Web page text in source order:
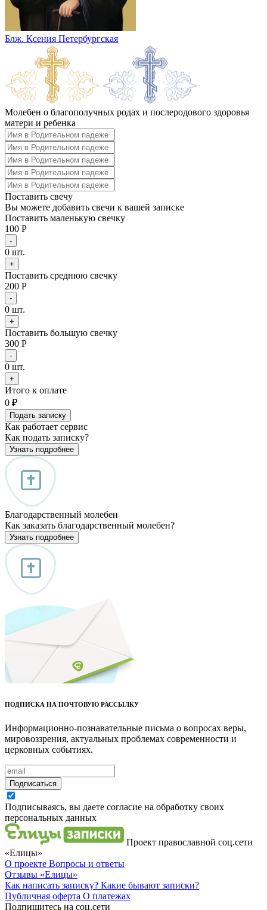
Блж. Ксения Петербургская
Молебен о благополучных родах и послеродового здоровья
матери и ребенка
Поставить свечу
Вы можете добавить свечи к вашей записке
Поставить маленькую свечку
100 Р
-
0 шт.
+
Поставить среднюю свечку
200 Р
-
0 шт.
+
Поставить большую свечку
300 Р
-
0 шт.
+
Итого к оплате
0 ₽
Подать записку
Как работает сервис
Как подать записку?
Узнать подробнее
Благодарственный молебен
Как заказать благодарственный молебен?
Узнать подробнее
ПОДПИСКА НА ПОЧТОВУЮ РАССЫЛКУ
Информационно-познавательные письма о вопросах веры,
мировоззрения, актуальных проблемах современности и
церковных событиях.
Подписаться
Подписываясь, вы даете согласие на обработку своих
персональных данных
Проект православной соц.сети
«Елицы»
О проекте Вопросы и ответы
Отзывы «Елицы»
Как написать записку? Какие бывают записки?
Публичная оферта О платежах
Подпишитесь на соц.сети